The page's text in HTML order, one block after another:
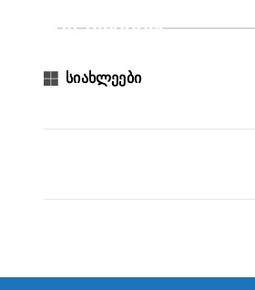
Categories
სიახლეები